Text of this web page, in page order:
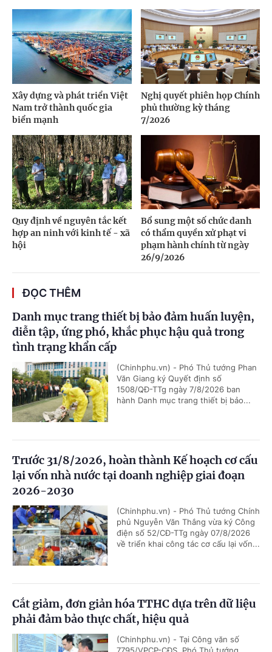
Xây dựng và phát triển Việt
Nam trở thành quốc gia
biển mạnh
Nghị quyết phiên họp Chính
phủ thường kỳ tháng
7/2026
Quy định về nguyên tắc kết
hợp an ninh với kinh tế - xã
hội
Bổ sung một số chức danh
có thẩm quyền xử phạt vi
phạm hành chính từ ngày
26/9/2026
ĐỌC THÊM
Danh mục trang thiết bị bảo đảm huấn luyện,
diễn tập, ứng phó, khắc phục hậu quả trong
tình trạng khẩn cấp
(Chinhphu.vn) - Phó Thủ tướng Phan
Văn Giang ký Quyết định số
1508/QĐ-TTg ngày 7/8/2026 ban
hành Danh mục trang thiết bị bảo...
Trước 31/8/2026, hoàn thành Kế hoạch cơ cấu
lại vốn nhà nước tại doanh nghiệp giai đoạn
2026-2030
(Chinhphu.vn) - Phó Thủ tướng Chính
phủ Nguyễn Văn Thắng vừa ký Công
điện số 52/CĐ-TTg ngày 07/8/2026
về triển khai công tác cơ cấu lại vốn...
Cắt giảm, đơn giản hóa TTHC dựa trên dữ liệu
phải đảm bảo thực chất, hiệu quả
(Chinhphu.vn) - Tại Công văn số